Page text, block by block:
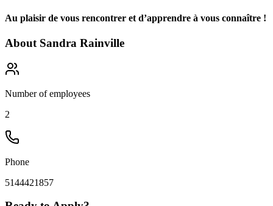
Au plaisir de vous rencontrer et d’apprendre à vous connaître !
About Sandra Rainville
Number of employees
2
Phone
5144421857